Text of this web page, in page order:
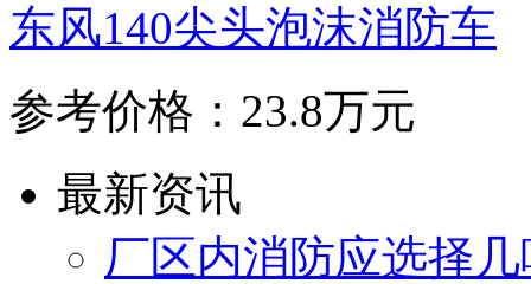
东风140尖头泡沫消防车
参考价格：23.8万元
最新资讯
厂区内消防应选择